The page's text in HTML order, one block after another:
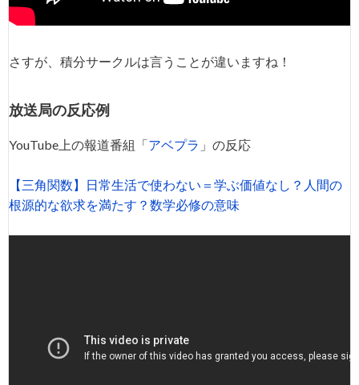
さすが、積分サークルは言うことが違いますね！
放送局の反応例
YouTube上の報道番組「アベプラ 」の反応
【三角関数】日常生活で使わない＝学ぶ価値なし？人間の
根源的な欲求を満たす？数学必修の意味